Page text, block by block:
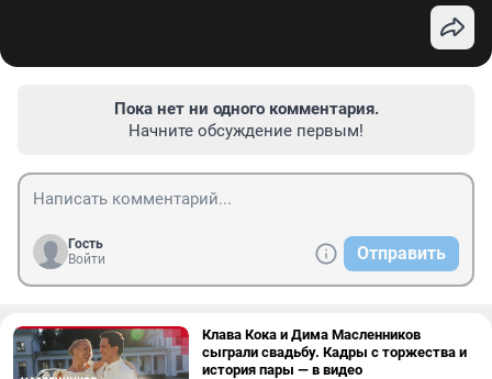
Пока нет ни одного комментария.
Начните обсуждение первым!
Гость
Войти
Отправить
Клава Кока и Дима Масленников
сыграли свадьбу. Кадры с торжества и
история пары — в видео